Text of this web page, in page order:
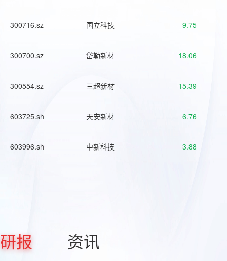
300716.sz 国立科技 9.75
300700.sz 岱勒新材 18.06
300554.sz 三超新材 15.39
603725.sh 天安新材 6.76
603996.sh 中新科技 3.88
研报 资讯